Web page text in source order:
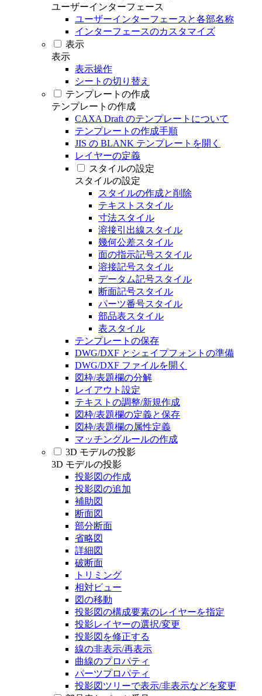
ユーザーインターフェース
ユーザーインターフェースと各部名称
インターフェースのカスタマイズ
表示
表示
表示操作
シートの切り替え
テンプレートの作成
テンプレートの作成
CAXA Draft のテンプレートについて
テンプレートの作成手順
JIS の BLANK テンプレートを開く
レイヤーの定義
スタイルの設定
スタイルの設定
スタイルの作成と削除
テキストスタイル
寸法スタイル
溶接引出線スタイル
幾何公差スタイル
面の指示記号スタイル
溶接記号スタイル
データム記号スタイル
断面記号スタイル
パーツ番号スタイル
部品表スタイル
表スタイル
テンプレートの保存
DWG/DXF とシェイプフォントの準備
DWG/DXF ファイルを開く
図枠/表題欄の分解
レイアウト設定
テキストの調整/新規作成
図枠/表題欄の定義と保存
図枠/表題欄の属性定義
マッチングルールの作成
3D モデルの投影
3D モデルの投影
投影図の作成
投影図の追加
補助図
断面図
部分断面
省略図
詳細図
破断面
トリミング
相対ビュー
図の移動
投影図の構成要素のレイヤーを指定
投影レイヤーの選択/変更
投影図を修正する
線の非表示/再表示
曲線のプロパティ
パーツプロパティ
投影図ツリーで表示/非表示などを変更